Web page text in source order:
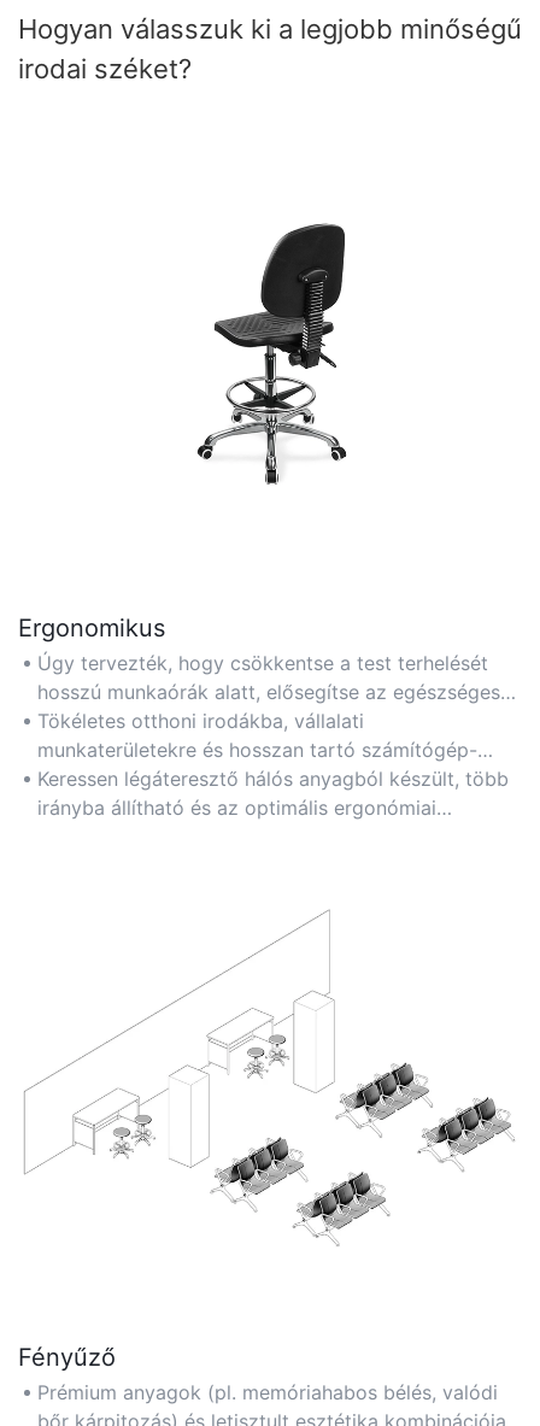
Hogyan válasszuk ki a legjobb minőségű
irodai széket?
Ergonomikus
Úgy tervezték, hogy csökkentse a test terhelését
hosszú munkaórák alatt, elősegítse az egészséges
testtartást és minimalizálja a mozgásszervi
problémák kockázatát. Ideális azoknak a
felhasználóknak, akik az egészségre összpontosító
ülésmegoldásokat helyezik előtérbe.
Tökéletes otthoni irodákba, vállalati
munkaterületekre és hosszan tartó számítógép-
használathoz. Az olyan funkciók, mint az állítható
deréktámasz és a karfák, személyre szabott
Keressen légáteresztő hálós anyagból készült, több
irányba állítható és az optimális ergonómiai
Fényűző
Prémium anyagok (pl. memóriahabos bélés, valódi